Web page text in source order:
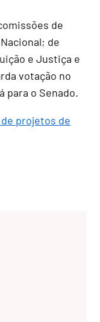
de
de
e Justiça e
votação no
para o Senado.
projetos de